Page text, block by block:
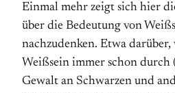
Einmal mehr zeigt sich hier
über die Bedeutung von
nachzudenken. Etwa darüber,
Weißsein immer schon durch
Gewalt an Schwarzen und